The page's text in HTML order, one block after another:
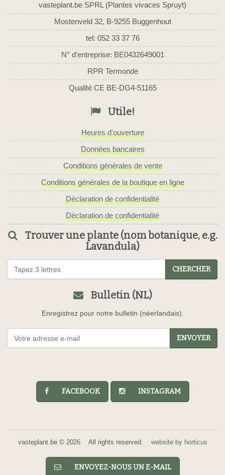
vasteplant.be SPRL (Plantes vivaces Spruyt)
Mostenveld 32, B-9255 Buggenhout
tel: 052 33 37 76
N° d'entreprise: BE0432649001
RPR Termonde
Qualité CE BE-DG4-51165
Utile!
Heures d'ouverture
Données bancaires
Conditions générales de vente
Conditions générales de la boutique en ligne
Déclaration de confidentialité
Déclaration de confidentialité
Trouver une plante (nom botanique, e.g.
Lavandula)
CHERCHER
Bulletin (NL)
Enregistrez pour notre bulletin (néerlandais).
ENVOYER
FACEBOOK INSTAGRAM
vasteplant.be © 2026 All rights reserved. website by horticus
ENVOYEZ-NOUS UN E-MAIL